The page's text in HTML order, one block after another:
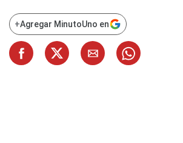
+Agregar MinutoUno en